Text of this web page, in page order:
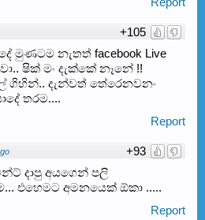
+105
මුණටම නැතත් facebook Live
ෂික් මං දැක්ක‌ේ නෑන‌ේ !!
ගිහින්.. දැන්වත් ත‌ේරෙනවනං
තරම....
Report
+93
දාපු අයගෙන් පලි
එහෙමට අමනයෙක් ඕකා .....
Report